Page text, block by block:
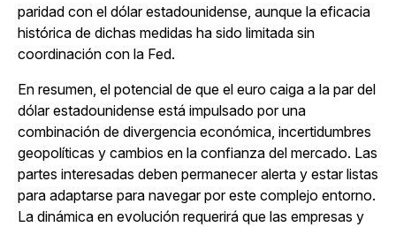
paridad con el dólar estadounidense, aunque la eficacia
histórica de dichas medidas ha sido limitada sin
coordinación con la Fed.
En resumen, el potencial de que el euro caiga a la par del
dólar estadounidense está impulsado por una
combinación de divergencia económica, incertidumbres
geopolíticas y cambios en la confianza del mercado. Las
partes interesadas deben permanecer alerta y estar listas
para adaptarse para navegar por este complejo entorno.
La dinámica en evolución requerirá que las empresas y